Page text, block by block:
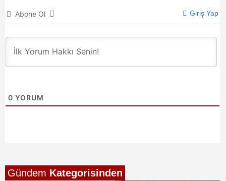
Abone Ol Giriş Yap
0 YORUM
Gündem Kategorisinden